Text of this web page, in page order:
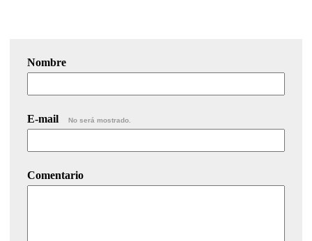
Nombre
E-mail No será mostrado.
Comentario